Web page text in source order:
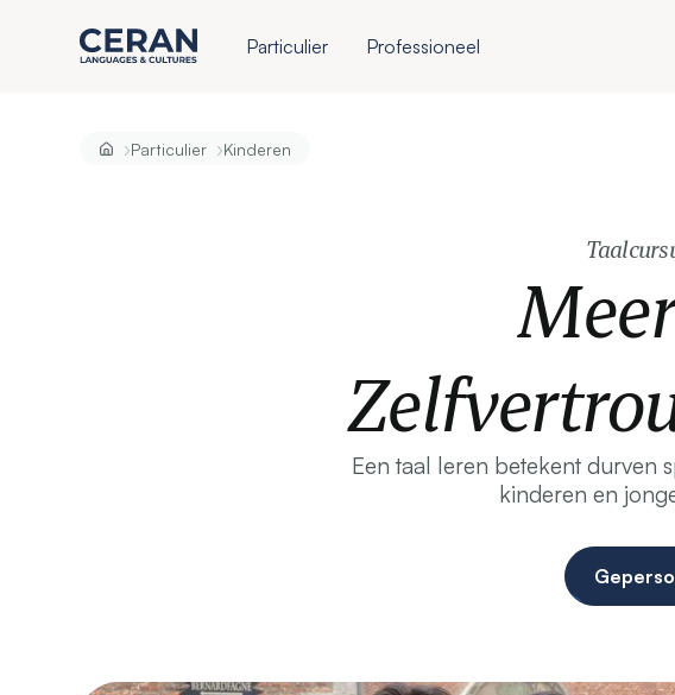
Particulier Professioneel
›Particulier ›Kinderen
Een taal leren betekent durven
kinderen en